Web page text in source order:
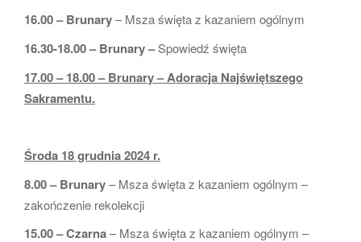
16.00 – Brunary– Msza święta z kazaniem ogólnym
16.30-18.00 – Brunary –Spowiedź święta
17.00 – 18.00 – Brunary – Adoracja Najświętszego
Sakramentu.
Środa 18 grudnia 2024 r.
8.00 – Brunary– Msza święta z kazaniem ogólnym –
zakończenie rekolekcji
15.00 – Czarna– Msza święta z kazaniem ogólnym –